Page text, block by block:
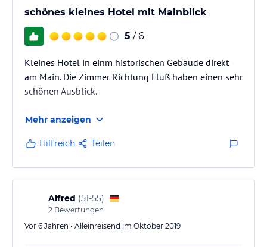
schönes kleines Hotel mit Mainblick
5 / 6
Kleines Hotel in einm historischen Gebäude direkt
am Main. Die Zimmer Richtung Fluß haben einen sehr
schönen Ausblick.
Mehr anzeigen
Hilfreich Teilen
Alfred (51-55)
2 Bewertungen
Vor 6 Jahren • Alleinreisend im Oktober 2019